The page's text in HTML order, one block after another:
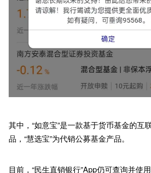
其中，“如意宝”是一款基于货币基金的互
品，“慧选宝”为代销公募基金产品。
目前，“民生直销银行”App仍可查询并使